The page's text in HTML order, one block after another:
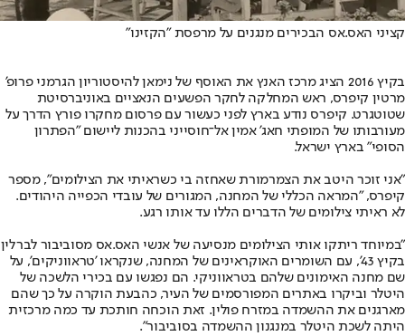
קציני האס.אס הבכירים מנגנים על מרפסת "הקזינו"
בקיץ 2016 הציג מרכז האנץ את האוסף של נימאן להיסטוריון הגרמני פרופ'
מרטין קיפרס, ראש המחלקה לחקר הפשעים הנאציים באוניברסיטת
שטוטגרט. קיפרס נודע בארץ לפני כעשור עם פרסום מחקרו פורץ הדרך על
מעורבותו של המופתי חאג' אמין אל־חוסייני בהכנות ליישום "הפתרון
הסופי" בארץ ישראל.
"אני זוכר היטב את הצמרמורת שאחזה בי כשראיתי את הצילומים", מספר
קיפרס, "המראה הכללי של המחנה, המגורים של עובדי הכפייה היהודים.
לא ראיתי צילומים של הדברים הללו עד אותו רגע.
"במיוחד ריתקו אותי הצילומים מנסיעה של אנשי האס.אס מסוביבור לברלין
בקיץ 43', עם השומרים האוקראינים של המחנה, שנקראו 'טראווניקים', על
שם מחנה האימונים שלהם בטראווניקי. הם נפגשו עם בכירי הלשכה של
היטלר וביקרו באתרים המפורסמים של העיר, כהבעת הוקרה על כך שהם
מארגנים את ההשמדה במזרח פולין. זאת הוכחה חותכת עד כמה מרכזית
היתה לשכת היטלר במנגנון ההשמדה בסוביבור".